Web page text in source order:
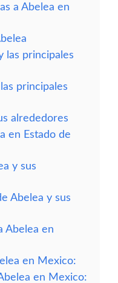
a Abelea en
las principales
principales
alrededores
en Estado de
y sus
Abelea y sus
Abelea en
en Mexico:
en Mexico: